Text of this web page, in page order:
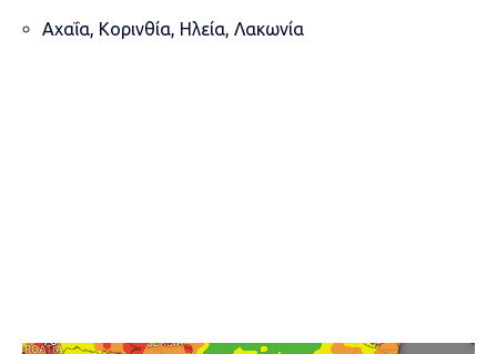
Αχαΐα, Κορινθία, Ηλεία, Λακωνία